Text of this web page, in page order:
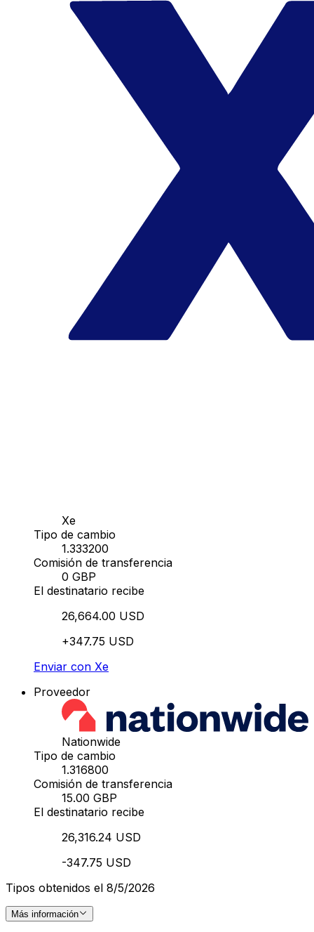
Xe
Tipo de cambio
1.333200
Comisión de transferencia
0 GBP
El destinatario recibe
26,664.00 USD
+347.75 USD
Enviar con Xe
Proveedor
Nationwide
Tipo de cambio
1.316800
Comisión de transferencia
15.00 GBP
El destinatario recibe
26,316.24 USD
-347.75 USD
Tipos obtenidos el 8/5/2026
Más información